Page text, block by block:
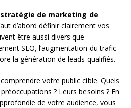
stratégie de marketing de
d’abord définir clairement vos
être aussi divers que
SEO, l’augmentation du trafic
la génération de leads qualifiés.
votre public cible. Quels
? Leurs besoins ? En
de votre audience, vous